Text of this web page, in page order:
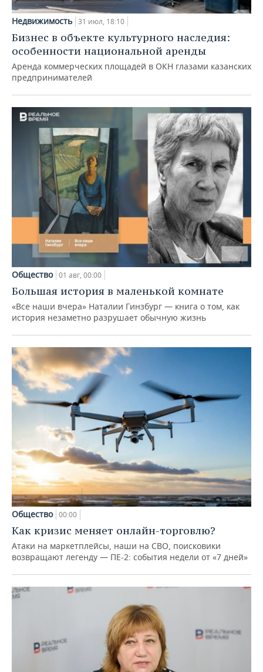
Недвижимость 31 июл, 18:10
Бизнес в объекте культурного наследия:
особенности национальной аренды
Аренда коммерческих площадей в ОКН глазами казанских
предпринимателей
Общество 01 авг, 00:00
Большая история в маленькой комнате
«Все наши вчера» Наталии Гинзбург — книга о том, как
история незаметно разрушает обычную жизнь
Общество 00:00
Как кризис меняет онлайн-торговлю?
Атаки на маркетплейсы, наши на СВО, поисковики
возвращают легенду — ПЕ-2: события недели от «7 дней»